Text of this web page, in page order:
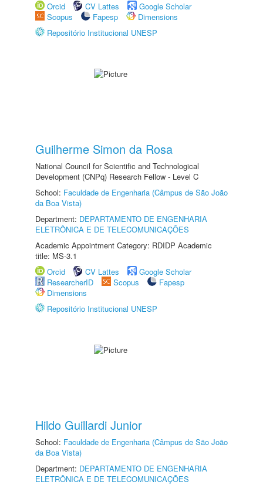
Orcid
CV Lattes
Google Scholar
Scopus
Fapesp
Dimensions
Repositório Institucional UNESP
Guilherme Simon da Rosa
National Council for Scientific and Technological
Development (CNPq) Research Fellow - Level C
School: Faculdade de Engenharia (Câmpus de São João
da Boa Vista)
Department: DEPARTAMENTO DE ENGENHARIA
ELETRÔNICA E DE TELECOMUNICAÇÕES
Academic Appointment Category: RDIDP Academic
title: MS-3.1
Orcid
CV Lattes
Google Scholar
ResearcherID
Scopus
Fapesp
Dimensions
Repositório Institucional UNESP
Hildo Guillardi Junior
School: Faculdade de Engenharia (Câmpus de São João
da Boa Vista)
Department: DEPARTAMENTO DE ENGENHARIA
ELETRÔNICA E DE TELECOMUNICAÇÕES